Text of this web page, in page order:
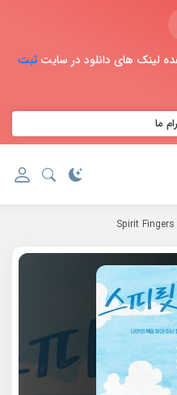
لینک های دانلود در سایت ثبت
ما